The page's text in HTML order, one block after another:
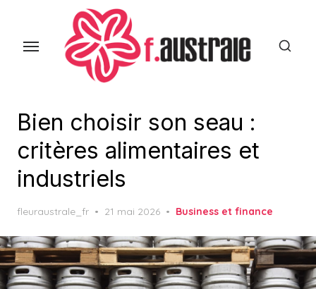
Bien choisir son seau :
critères alimentaires et
industriels
fleuraustrale_fr
Posted
21 mai 2026 Business et finance